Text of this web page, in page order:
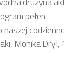
pełen
Monika Dryl,